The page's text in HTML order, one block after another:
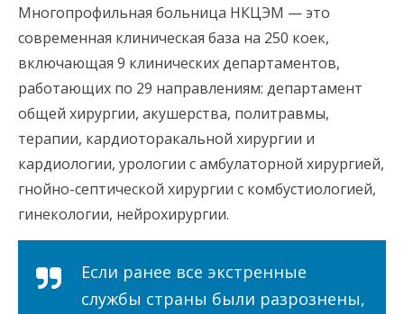
Многопрофильная больница НКЦЭМ — это
современная клиническая база на 250 коек,
включающая 9 клинических департаментов,
работающих по 29 направлениям: департамент
общей хирургии, акушерства, политравмы,
терапии, кардиоторакальной хирургии и
кардиологии, урологии с амбулаторной хирургией,
гнойно-септической хирургии с комбустиологией,
гинекологии, нейрохирургии.
Если ранее все экстренные
службы страны были разрознены,